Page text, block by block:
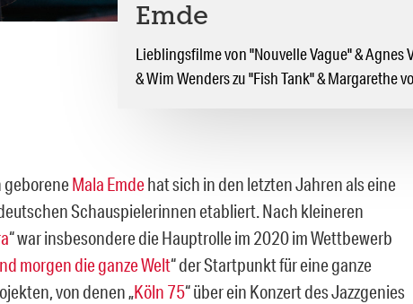
Emde
Lieblingsfilme von "Nouvelle Vague" & Agnes
& Wim Wenders zu "Fish Tank" & Margarethe
geboreneMala Emdehat sich in den letzten Jahren als eine
Schauspielerinnen etabliert. Nach kleineren
“ war insbesondere die Hauptrolle im 2020 im Wettbewerb
morgen die ganze Welt“ der Startpunkt für eine ganze
von denen „Köln 75“ über ein Konzert des Jazzgenies